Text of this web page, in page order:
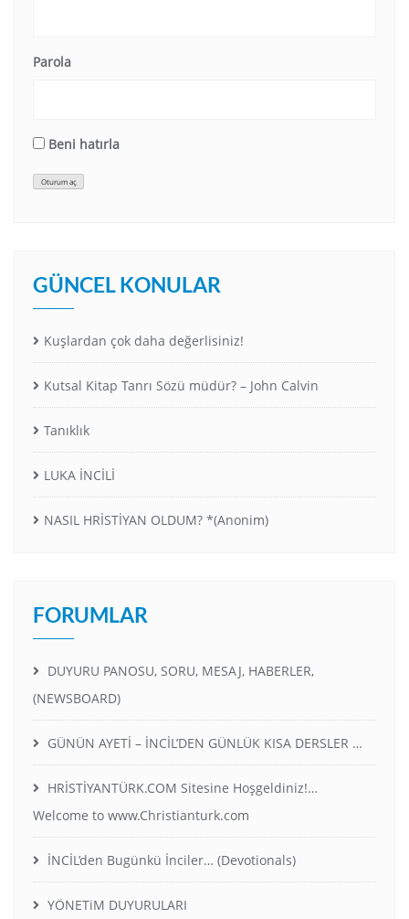
Parola
Beni hatırla
Oturum aç
GÜNCEL KONULAR
Kuşlardan çok daha değerlisiniz!
Kutsal Kitap Tanrı Sözü müdür? – John Calvin
Tanıklık
LUKA İNCİLİ
NASIL HRİSTİYAN OLDUM? *(Anonim)
FORUMLAR
DUYURU PANOSU, SORU, MESAJ, HABERLER,
(NEWSBOARD)
GÜNÜN AYETİ – İNCİL’DEN GÜNLÜK KISA DERSLER …
HRİSTİYANTÜRK.COM Sitesine Hoşgeldiniz!…
Welcome to www.Christianturk.com
İNCİL’den Bugünkü İnciler… (Devotionals)
YÖNETiM DUYURULARI